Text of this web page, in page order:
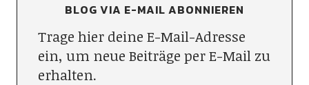
BLOG VIA E-MAIL ABONNIEREN
Trage hier deine E-Mail-Adresse
ein, um neue Beiträge per E-Mail zu
erhalten.